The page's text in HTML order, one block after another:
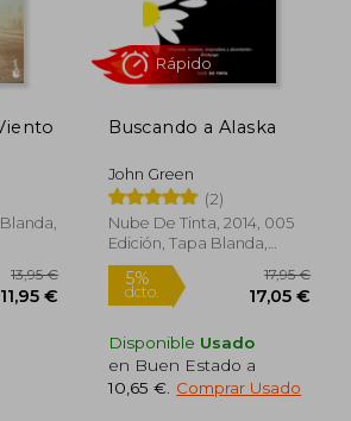
22,39 € 5%
Rápido
Buscando a Alaska
John Green
(2)
Nube De Tinta, 2014, 005
Edición, Tapa Blanda,
Nuevo
Disponible Usado
en Buen Estado a
10,65 € Comprar Usado